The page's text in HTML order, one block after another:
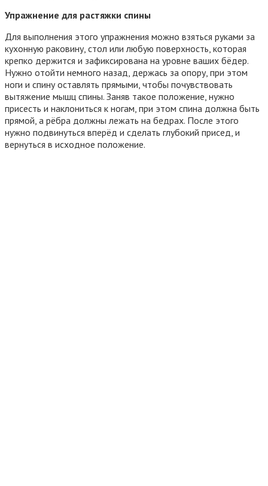
Упражнение для растяжки спины
Для выполнения этого упражнения можно взяться руками за
кухонную раковину, стол или любую поверхность, которая
крепко держится и зафиксирована на уровне ваших бёдер.
Нужно отойти немного назад, держась за опору, при этом
ноги и спину оставлять прямыми, чтобы почувствовать
вытяжение мышц спины. Заняв такое положение, нужно
присесть и наклониться к ногам, при этом спина должна быть
прямой, а рёбра должны лежать на бедрах. После этого
нужно подвинуться вперёд и сделать глубокий присед, и
вернуться в исходное положение.